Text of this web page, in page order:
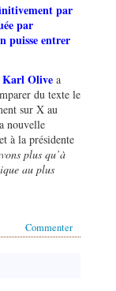
par
ée par
puisse entrer
Karl Olive a
du texte le
sur X au
nouvelle
à la présidente
plus qu’à
au plus
Commenter